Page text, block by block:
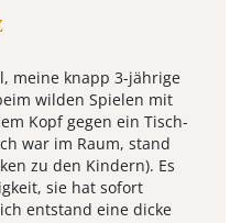
meine knapp 3-jährige
wilden Spielen mit
Kopf gegen ein Tisch-
war im Raum, stand
zu den Kindern). Es
sie hat sofort
entstand eine dicke